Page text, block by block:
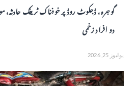
گوجرہ، ڈجکوٹ روڈ پر خوفناک ٹریفک حادثہ،
دو افراد زخمی
يوليوز 25, 2026